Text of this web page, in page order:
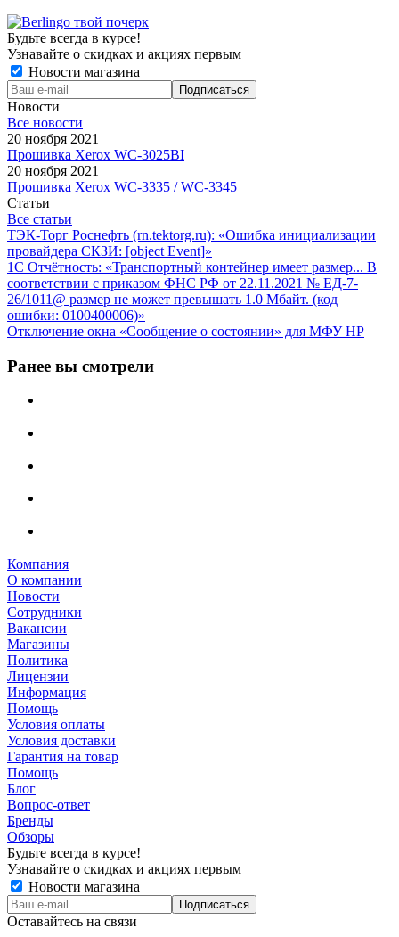
Будьте всегда в курсе!
Узнавайте о скидках и акциях первым
Новости магазина
Новости
Все новости
20 ноября 2021
Прошивка Xerox WC-3025BI
20 ноября 2021
Прошивка Xerox WC-3335 / WC-3345
Статьи
Все статьи
ТЭК-Торг Роснефть (rn.tektorg.ru): «Ошибка инициализации
провайдера СКЗИ: [object Event]»
1С Отчётность: «Транспортный контейнер имеет размер... В
соответствии с приказом ФНС РФ от 22.11.2021 № ЕД-7-
26/1011@ размер не может превышать 1.0 Мбайт. (код
ошибки: 0100400006)»
Отключение окна «Сообщение о состоянии» для МФУ HP
Ранее вы смотрели
Компания
О компании
Новости
Сотрудники
Вакансии
Магазины
Политика
Лицензии
Информация
Помощь
Условия оплаты
Условия доставки
Гарантия на товар
Помощь
Блог
Вопрос-ответ
Бренды
Обзоры
Будьте всегда в курсе!
Узнавайте о скидках и акциях первым
Новости магазина
Оставайтесь на связи